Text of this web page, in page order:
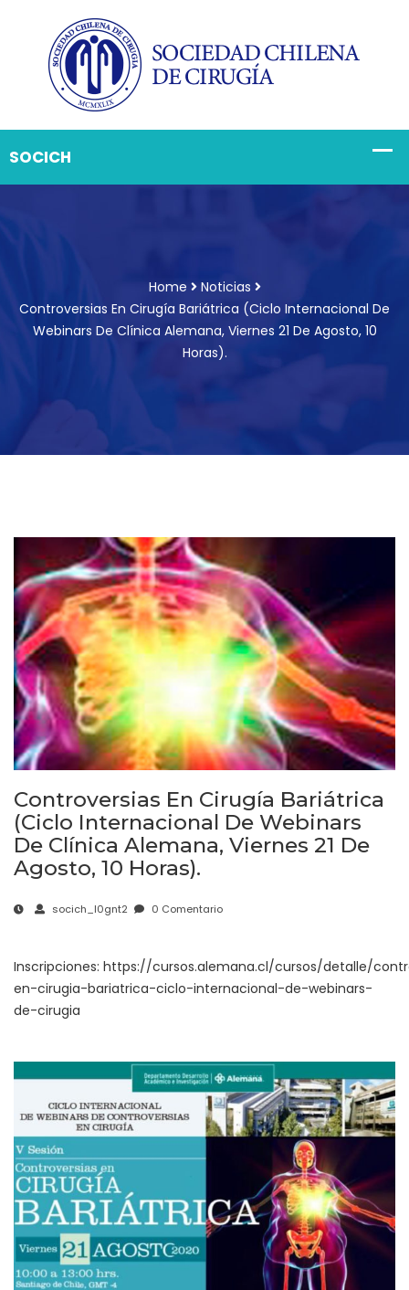
Home
Noticias
Controversias En Cirugía Bariátrica (Ciclo Internacional De
Webinars De Clínica Alemana, Viernes 21 De Agosto, 10
Horas).
Controversias En Cirugía Bariátrica
(Ciclo Internacional De Webinars
De Clínica Alemana, Viernes 21 De
Agosto, 10 Horas).
socich_l0gnt2 0 Comentario
Inscripciones: https://cursos.alemana.cl/cursos/detalle/
en-cirugia-bariatrica-ciclo-internacional-de-webinars-
de-cirugia